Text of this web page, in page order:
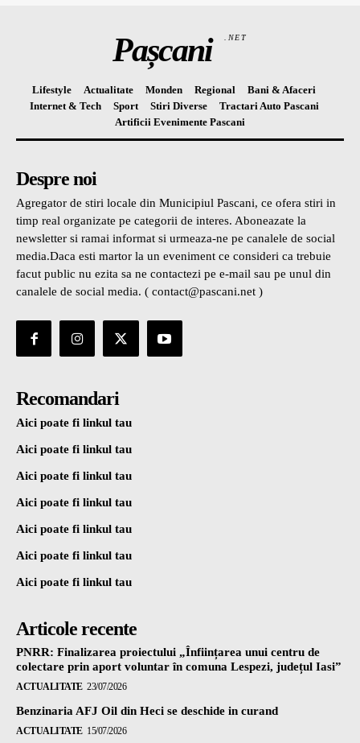
Pașcani .NET
Lifestyle Actualitate Monden Regional
Bani & Afaceri
Internet & Tech
Sport Stiri Diverse
Tractari Auto Pascani
Artificii Evenimente Pascani
Despre noi
Agregator de stiri locale din Municipiul Pascani, ce ofera stiri in
timp real organizate pe categorii de interes. Aboneazate la
newsletter si ramai informat si urmeaza-ne pe canalele de social
media.Daca esti martor la un eveniment ce consideri ca trebuie
facut public nu ezita sa ne contactezi pe e-mail sau pe unul din
canalele de social media. ( contact@pascani.net )
Recomandari
Aici poate fi linkul tau
Aici poate fi linkul tau
Aici poate fi linkul tau
Aici poate fi linkul tau
Aici poate fi linkul tau
Aici poate fi linkul tau
Aici poate fi linkul tau
Articole recente
PNRR: Finalizarea proiectului „Înființarea unui centru de
colectare prin aport voluntar în comuna Lespezi, județul Iasi”
ACTUALITATE 23/07/2026
Benzinaria AFJ Oil din Heci se deschide in curand
ACTUALITATE 15/07/2026